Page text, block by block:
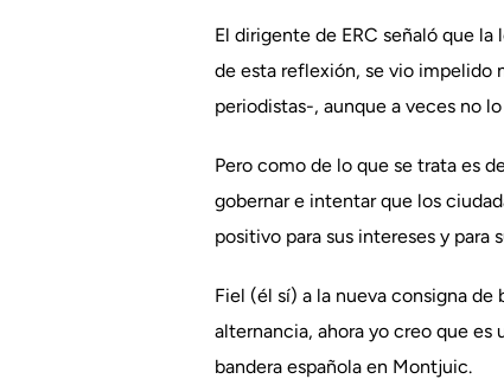
El dirigente de ERC señaló que
de esta reflexión, se vio impelido
periodistas-, aunque a veces no
Pero como de lo que se trata es
gobernar e intentar que los
positivo para sus intereses y para
Fiel (él sí) a la nueva consigna
alternancia, ahora yo creo que es
bandera española en Montjuic.